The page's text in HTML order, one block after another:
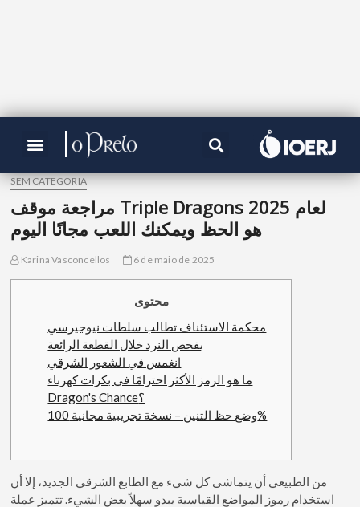
SEM CATEGORIA
مراجعة موقف Triple Dragons لعام 2025
هو الحظ ويمكنك اللعب مجانًا اليوم
Karina Vasconcellos 6 de maio de 2025
محتوى
محكمة الاستئناف تطالب سلطات نيوجيرسي
بفحص النرد خلال القطعة الرائعة
انغمس في الشعور الشرقي
ما هو الرمز الأكثر احترامًا في بكرات كهرباء
Dragon's Chance؟
وضع حظ التنين – نسخة تجريبية مجانية 100%
من الطبيعي أن يتماشى كل شيء مع الطابع الشرقي الجديد، إلا أن
استخدام رموز المواضع القياسية يبدو سهلاً بعض الشيء. تتميز عملة